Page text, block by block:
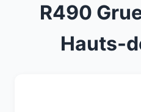
R490
Hauts-